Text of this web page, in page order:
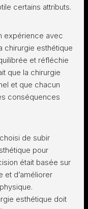
certains attributs.
expérience avec
chirurgie esthétique
et réfléchie
que la chirurgie
et que chacun
conséquences
de subir
pour
était basée sur
et d’améliorer
esthétique doit